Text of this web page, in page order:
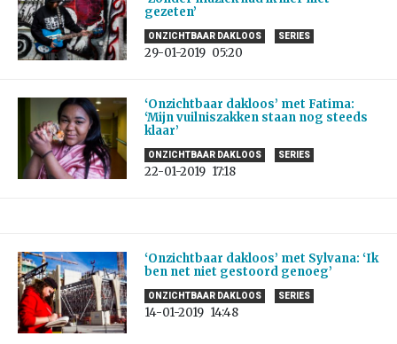
gezeten’
ONZICHTBAAR DAKLOOS SERIES
29-01-2019 05:20
‘Onzichtbaar dakloos’ met Fatima:
‘Mijn vuilniszakken staan nog steeds
klaar’
ONZICHTBAAR DAKLOOS SERIES
22-01-2019 17:18
‘Onzichtbaar dakloos’ met Sylvana: ‘Ik
ben net niet gestoord genoeg’
ONZICHTBAAR DAKLOOS SERIES
14-01-2019 14:48